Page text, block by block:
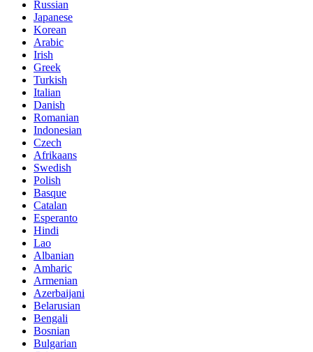
Russian
Japanese
Korean
Arabic
Irish
Greek
Turkish
Italian
Danish
Romanian
Indonesian
Czech
Afrikaans
Swedish
Polish
Basque
Catalan
Esperanto
Hindi
Lao
Albanian
Amharic
Armenian
Azerbaijani
Belarusian
Bengali
Bosnian
Bulgarian